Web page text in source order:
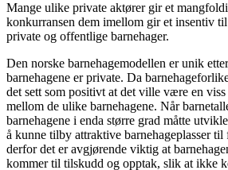
Mange ulike private aktører gir et
konkurransen dem imellom gir et insentiv
private og offentlige barnehager.
Den norske barnehagemodellen er unik
barnehagene er private. Da
det sett som positivt at det ville være en
mellom de ulike barnehagene. Når
barnehagene i enda større grad måtte
å kunne tilby attraktive barnehageplasser
derfor det er avgjørende viktig at
kommer til tilskudd og opptak, slik at ikke